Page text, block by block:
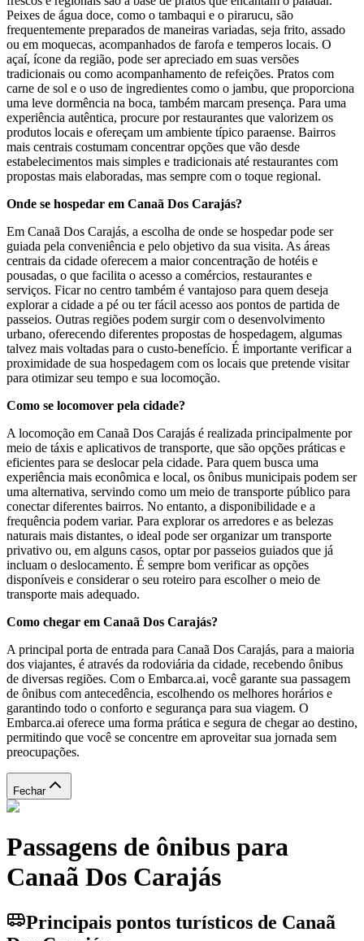
Peixes de água doce, como o tambaqui e o pirarucu, são
frequentemente preparados de maneiras variadas, seja frito, assado
ou em moquecas, acompanhados de farofa e temperos locais. O
açaí, ícone da região, pode ser apreciado em suas versões
tradicionais ou como acompanhamento de refeições. Pratos com
carne de sol e o uso de ingredientes como o jambu, que proporciona
uma leve dormência na boca, também marcam presença. Para uma
experiência autêntica, procure por restaurantes que valorizem os
produtos locais e ofereçam um ambiente típico paraense. Bairros
mais centrais costumam concentrar opções que vão desde
estabelecimentos mais simples e tradicionais até restaurantes com
propostas mais elaboradas, mas sempre com o toque regional.
Onde se hospedar em Canaã Dos Carajás?
Em Canaã Dos Carajás, a escolha de onde se hospedar pode ser
guiada pela conveniência e pelo objetivo da sua visita. As áreas
centrais da cidade oferecem a maior concentração de hotéis e
pousadas, o que facilita o acesso a comércios, restaurantes e
serviços. Ficar no centro também é vantajoso para quem deseja
explorar a cidade a pé ou ter fácil acesso aos pontos de partida de
passeios. Outras regiões podem surgir com o desenvolvimento
urbano, oferecendo diferentes propostas de hospedagem, algumas
talvez mais voltadas para o custo-benefício. É importante verificar a
proximidade de sua hospedagem com os locais que pretende visitar
para otimizar seu tempo e sua locomoção.
Como se locomover pela cidade?
A locomoção em Canaã Dos Carajás é realizada principalmente por
meio de táxis e aplicativos de transporte, que são opções práticas e
eficientes para se deslocar pela cidade. Para quem busca uma
experiência mais econômica e local, os ônibus municipais podem ser
uma alternativa, servindo como um meio de transporte público para
conectar diferentes bairros. No entanto, a disponibilidade e a
frequência podem variar. Para explorar os arredores e as belezas
naturais mais distantes, o ideal pode ser organizar um transporte
privativo ou, em alguns casos, optar por passeios guiados que já
incluam o deslocamento. É sempre bom verificar as opções
disponíveis e considerar o seu roteiro para escolher o meio de
transporte mais adequado.
Como chegar em Canaã Dos Carajás?
A principal porta de entrada para Canaã Dos Carajás, para a maioria
dos viajantes, é através da rodoviária da cidade, recebendo ônibus
de diversas regiões. Com o Embarca.ai, você garante sua passagem
de ônibus com antecedência, escolhendo os melhores horários e
garantindo todo o conforto e segurança para sua viagem. O
Embarca.ai oferece uma forma prática e segura de chegar ao destino,
permitindo que você se concentre em aproveitar sua jornada sem
preocupações.
Fechar
Passagens de ônibus para
Canaã Dos Carajás
Principais pontos turísticos de Canaã